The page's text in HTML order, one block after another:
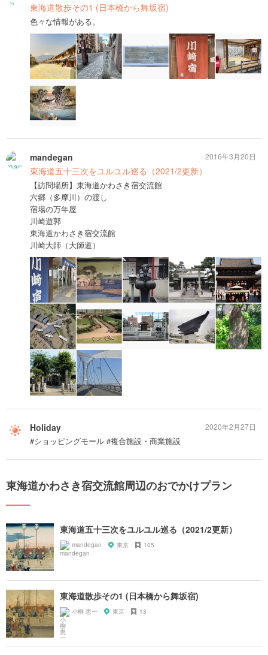
東海道散歩その1 (日本橋から舞坂宿)
色々な情報がある。
mandegan
東海道五十三次をユルユル巡る（2021/2更新）
【訪問場所】東海道かわさき宿交流館
六郷（多摩川）の渡し
宿場の万年屋
川崎遊郭
東海道かわさき宿交流館
川崎大師（大師道）
2016年3月20日
Holiday
#ショッピングモール #複合施設・商業施設
2020年2月27日
東海道かわさき宿交流館周辺のおでかけプラン
東海道五十三次をユルユル巡る（2021/2更新）
mandegan 東京 105
東海道散歩その1 (日本橋から舞坂宿)
小柳 恵一 東京 13